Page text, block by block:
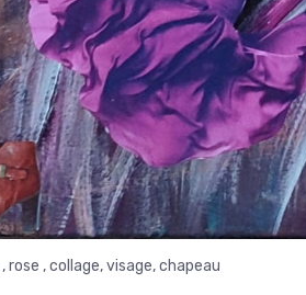
, collage, visage, chapeau